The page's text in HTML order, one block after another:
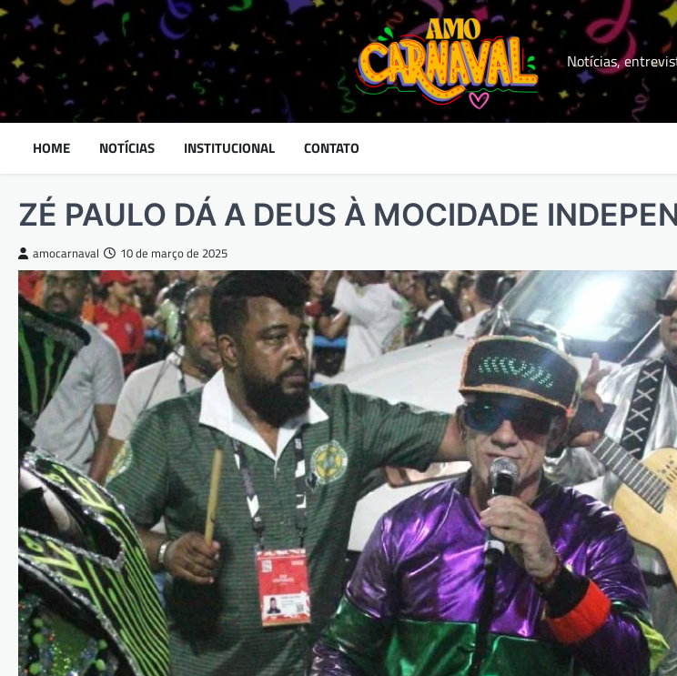
Skip
to
content
Notícias,
HOME NOTÍCIAS INSTITUCIONAL CONTATO
ZÉ PAULO DÁ A DEUS À MOCIDADE
amocarnaval 10 de março de 2025